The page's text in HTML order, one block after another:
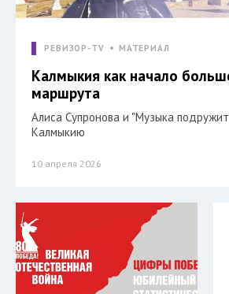
РЕВИЗОР-TV МАТЕРИАЛ
Калмыкия как начало
маршрута
Алиса Супронова и "Музыка
Калмыкию
10 апреля 2026